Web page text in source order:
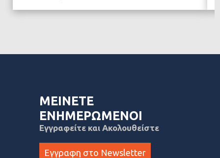
ΜΕΙΝΕΤΕ
ΕΝΗΜΕΡΩΜΕΝΟΙ
Εγγραφείτε και Ακολουθείστε
Εγγραφη στο Newsletter